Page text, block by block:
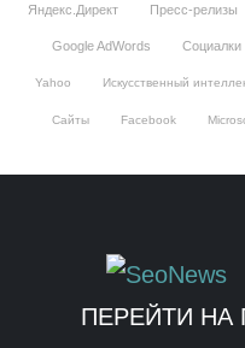
Яндекс.Директ Пресс-релизы
Google AdWords Социалки
Yahoo Искусственный
Сайты Facebook
ПЕРЕЙТИ